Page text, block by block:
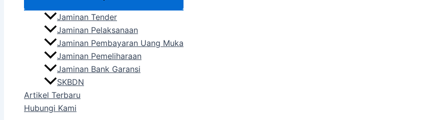
Jaminan Tender
Jaminan Pelaksanaan
Jaminan Pembayaran Uang Muka
Jaminan Pemeliharaan
Jaminan Bank Garansi
SKBDN
Artikel Terbaru
Hubungi Kami